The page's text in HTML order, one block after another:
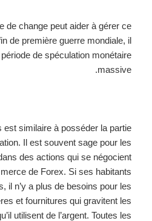
de change peut aider à gérer ce
de première guerre mondiale, il
de spéculation monétaire
massive.
est similaire à posséder la partie
Il est souvent sage pour les
des actions qui se négocient
de Forex. Si ses habitants
il n’y a plus de besoins pour les
et fournitures qui gravitent les
utilisent de l’argent. Toutes les